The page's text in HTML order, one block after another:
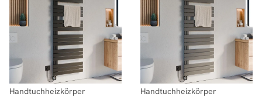
Handtuchheizkörper
Handtuchheizkörper